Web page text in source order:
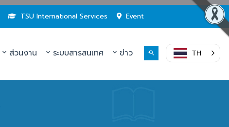
TSU International Services Event
ส่วนงาน ระบบสารสนเทศ ข่าว TH